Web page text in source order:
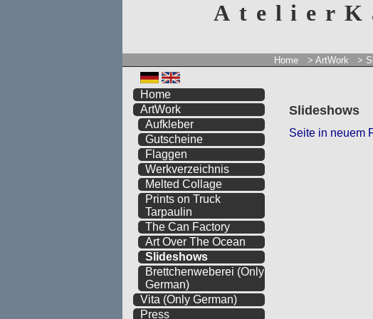
Home > ArtWork >
Slideshows
Seite in neuem
Home
ArtWork
Aufkleber
Gutscheine
Flaggen
Werkverzeichnis
Melted Collage
Prints on Truck
Tarpaulin
The Can Factory
Art Over The Ocean
Slideshows
Brettchenweberei (Only
German)
Vita (Only German)
Press